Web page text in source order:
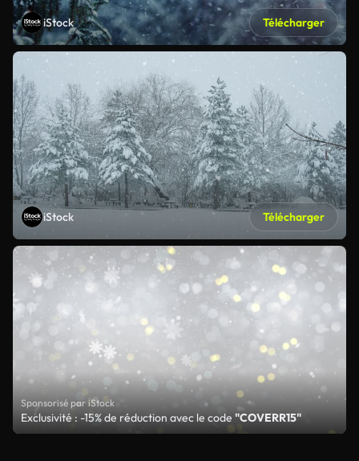
iStock Télécharger
iStock Télécharger
Sponsorisé par iStock
Exclusivité : -15% de réduction avec le code "COVERR15"